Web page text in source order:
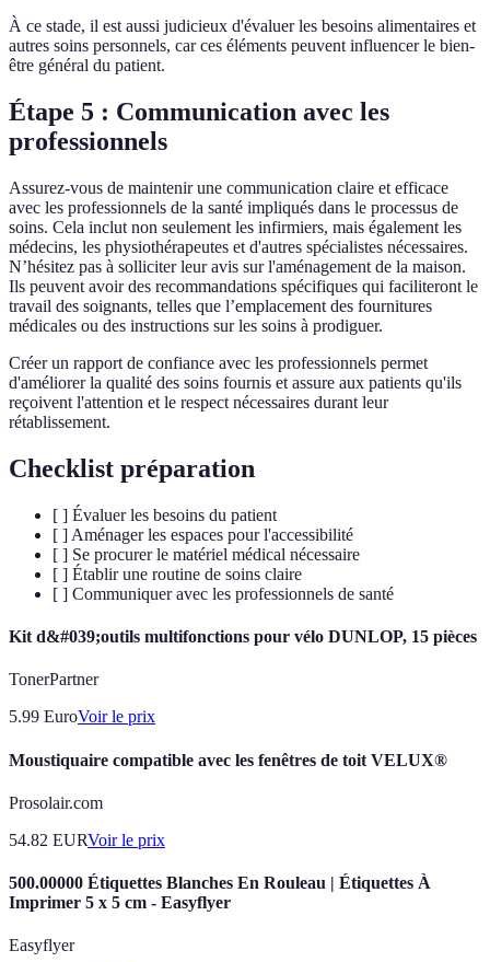
À ce stade, il est aussi judicieux d'évaluer les besoins alimentaires et
autres soins personnels, car ces éléments peuvent influencer le bien-
être général du patient.
Étape 5 : Communication avec les
professionnels
Assurez-vous de maintenir une communication claire et efficace
avec les professionnels de la santé impliqués dans le processus de
soins. Cela inclut non seulement les infirmiers, mais également les
médecins, les physiothérapeutes et d'autres spécialistes nécessaires.
N’hésitez pas à solliciter leur avis sur l'aménagement de la maison.
Ils peuvent avoir des recommandations spécifiques qui faciliteront le
travail des soignants, telles que l’emplacement des fournitures
médicales ou des instructions sur les soins à prodiguer.
Créer un rapport de confiance avec les professionnels permet
d'améliorer la qualité des soins fournis et assure aux patients qu'ils
reçoivent l'attention et le respect nécessaires durant leur
rétablissement.
Checklist préparation
[ ] Évaluer les besoins du patient
[ ] Aménager les espaces pour l'accessibilité
[ ] Se procurer le matériel médical nécessaire
[ ] Établir une routine de soins claire
[ ] Communiquer avec les professionnels de santé
Kit d&#039;outils multifonctions pour vélo DUNLOP, 15 pièces
TonerPartner
5.99 EuroVoir le prix
Moustiquaire compatible avec les fenêtres de toit VELUX®
Prosolair.com
54.82 EURVoir le prix
500.00000 Étiquettes Blanches En Rouleau | Étiquettes À
Imprimer 5 x 5 cm - Easyflyer
Easyflyer